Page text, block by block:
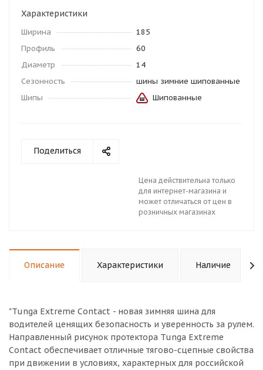
Характеристики
Ширина
185
Профиль
60
Диаметр
14
Сезонность
шины зимние шипованные
Шипы
Шипованные
Поделиться
Цена действительна только
для интернет-магазина и
может отличаться от цен в
розничных магазинах
Описание Характеристики Наличие
"Tunga Extreme Contact - новая зимняя шина для
водителей ценящих безопасность и уверенность за рулем.
Направленный рисунок протектора Tunga Extreme
Contact обеспечивает отличные тягово-сцепные свойства
при движении в условиях, характерных для российской